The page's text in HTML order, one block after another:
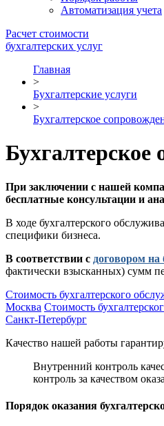
Автоматизация учета
Расчет стоимости
бухгалтерских услуг
Главная
>
Бухгалтерские услуги
>
Бухгалтерское
Бухгалтерское
При заключении с нашей
бесплатные консультации и
В ходе бухгалтерского
специфики бизнеса.
В соответствии с договором на
фактически взысканных) сумм
Стоимость бухгалтерского
Москва Стоимость
Санкт-Петербург
Качество нашей работы
Внутренний контроль
контроль за качеством
Порядок оказания